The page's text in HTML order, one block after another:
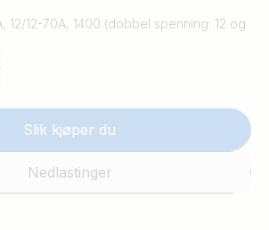
12/12-70A, 1400 (dobbel spenning: 12 og
Slik kjøper du
Nedlastinger